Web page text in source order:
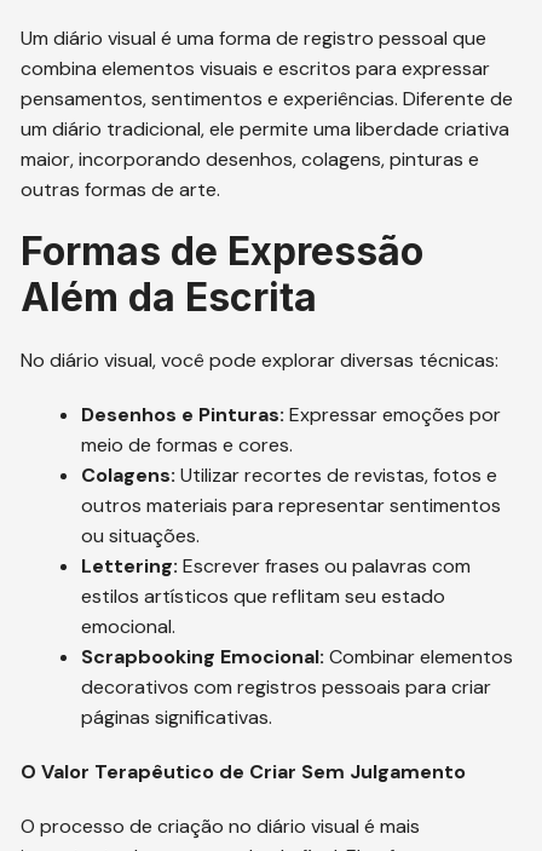
Um diário visual é uma forma de registro pessoal que
combina elementos visuais e escritos para expressar
pensamentos, sentimentos e experiências. Diferente de
um diário tradicional, ele permite uma liberdade criativa
maior, incorporando desenhos, colagens, pinturas e
outras formas de arte.
Formas de Expressão
Além da Escrita
No diário visual, você pode explorar diversas técnicas:
Desenhos e Pinturas: Expressar emoções por
meio de formas e cores.
Colagens: Utilizar recortes de revistas, fotos e
outros materiais para representar sentimentos
ou situações.
Lettering: Escrever frases ou palavras com
estilos artísticos que reflitam seu estado
emocional.
Scrapbooking Emocional: Combinar elementos
decorativos com registros pessoais para criar
páginas significativas.
O Valor Terapêutico de Criar Sem Julgamento
O processo de criação no diário visual é mais